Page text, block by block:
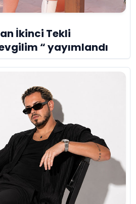
İkinci Tekli
“ yayımlandı